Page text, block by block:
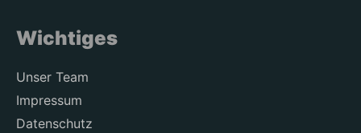
Wichtiges
Unser Team
Impressum
Datenschutz